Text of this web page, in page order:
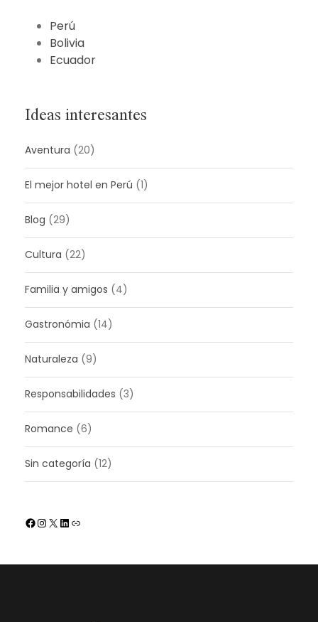
Perú
Bolivia
Ecuador
Ideas interesantes
Aventura (20)
El mejor hotel en Perú (1)
Blog (29)
Cultura (22)
Familia y amigos (4)
Gastronómia (14)
Naturaleza (9)
Responsabilidades (3)
Romance (6)
Sin categoría (12)
Facebook InstagramX LinkedIn Enlace